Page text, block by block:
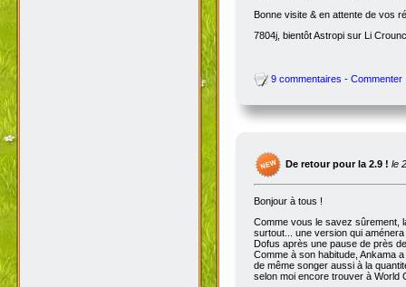
Bonne visite & en attente de vos
7804j, bientôt Astropi sur Li
9 commentaires - Commenter
De retour pour la 2.9 ! le
Bonjour à tous !
Comme vous le savez sûrement,
surtout... une version qui
Dofus après une pause de près
Comme à son habitude, Ankama
de même songer aussi à la
selon moi encore trouver à World